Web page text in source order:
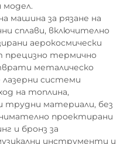
машина за рязане на
сплави, включително
аерокосмически
прецизно термично
металическо
системи
на топлина,
трудни материали, без
проектирани
и бронз за
инструменти и